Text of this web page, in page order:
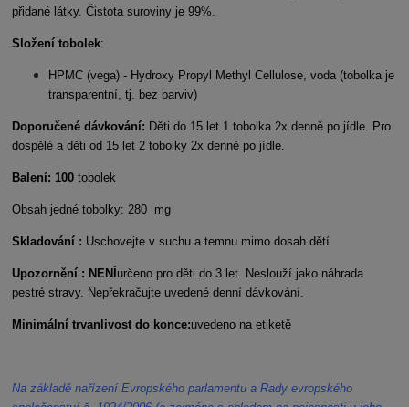
přidané látky. Čistota suroviny je 99%.
Složení tobolek:
HPMC (vega) - Hydroxy Propyl Methyl Cellulose, voda (tobolka je
transparentní, tj. bez barviv)
Doporučené dávkování: Děti do 15 let 1 tobolka 2x denně po jídle. Pro
dospělé a děti od 15 let 2 tobolky 2x denně po jídle.
Balení: 100tobolek
Obsah jedné tobolky: 280 mg
Skladování : Uschovejte v suchu a temnu mimo dosah dětí
Upozornění : NENÍurčeno pro děti do 3 let. Neslouží jako náhrada
pestré stravy. Nepřekračujte uvedené denní dávkování.
Minimální trvanlivost do konce:uvedeno na etiketě
Na základě nařízení Evropského parlamentu a Rady evropského